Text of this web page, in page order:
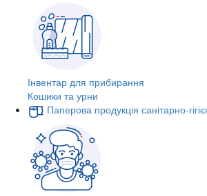
Інвентар для прибирання
Кошики та урни
Паперова продукція санітарно-